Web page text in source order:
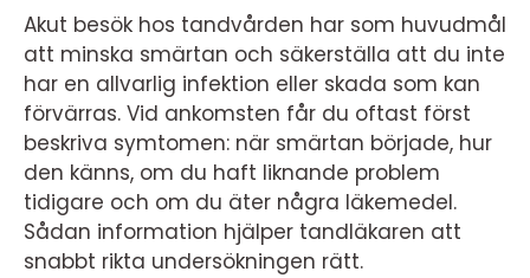
Akut besök hos tandvården har som huvudmål
att minska smärtan och säkerställa att du inte
har en allvarlig infektion eller skada som kan
förvärras. Vid ankomsten får du oftast först
beskriva symtomen: när smärtan började, hur
den känns, om du haft liknande problem
tidigare och om du äter några läkemedel.
Sådan information hjälper tandläkaren att
snabbt rikta undersökningen rätt.